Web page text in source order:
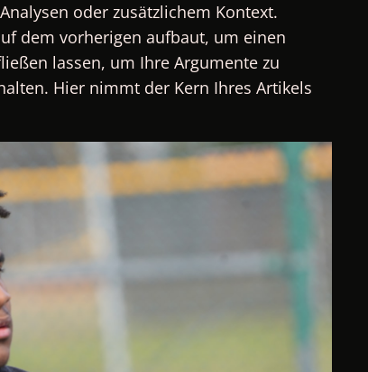
oder zusätzlichem Kontext.
dem vorherigen aufbaut, um einen
lassen, um Ihre Argumente zu
Hier nimmt der Kern Ihres Artikels